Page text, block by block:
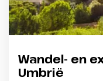
Wandel- en
Umbrië